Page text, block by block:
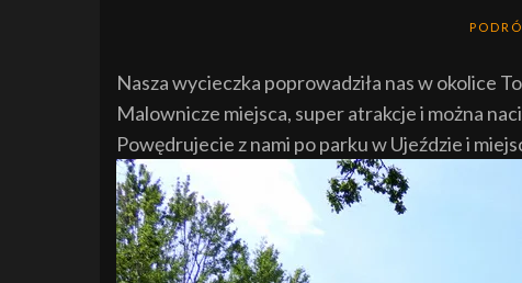
Nasza wycieczka poprowadziła nas w okolice
Malownicze miejsca, super atrakcje i można
Powędrujecie z nami po parku w Ujeździe i